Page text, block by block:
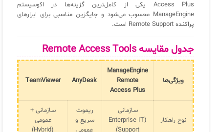
Access Plus یکی از کامل‌ترین گزینه‌ها در اکوسیستم
ManageEngine محسوب می‌شود و جایگزین مناسبی برای ابزارهای
پراکنده Remote Support است.
جدول مقایسه Remote Access Tools
ویژگی‌ها
ManageEngine
Remote
Access Plus
AnyDesk
TeamViewer
نوع راهکار
سازمانی
(Enterprise IT
Support)
ریموت
سریع و
عمومی
سازمانی +
عمومی
(Hybrid)